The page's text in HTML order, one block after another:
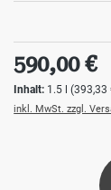
Inhalt: 1.5 l(393,33
Regulärer
590,00 €
inkl. MwSt. zzgl.